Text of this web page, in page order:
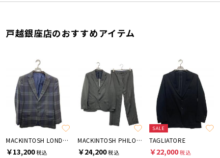
戸越銀座店のおすすめアイテム
MACKINTOSH LONDON
￥13,200税込
MACKINTOSH PHILOSOPHY
￥24,200税込
SALE
TAGLIATORE
￥22,000税込